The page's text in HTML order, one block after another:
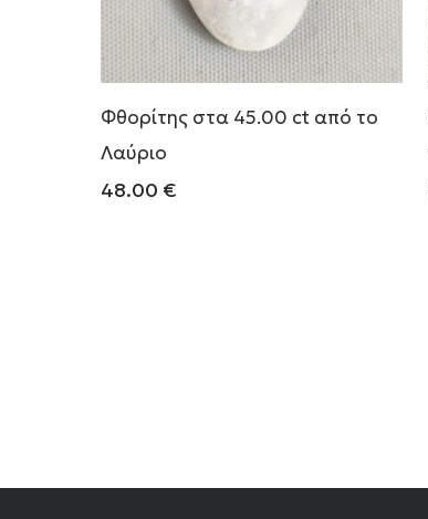
Φθορίτης στα 45.00 ct από το
Λαύριο
48.00 €